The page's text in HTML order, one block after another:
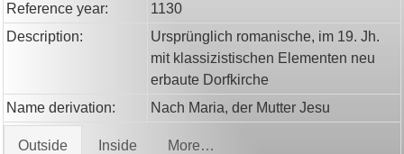
Reference year:
1130
Description:
Ursprünglich romanische, im 19. Jh.
mit klassizistischen Elementen neu
erbaute Dorfkirche
Name derivation:
Nach Maria, der Mutter Jesu
Outside Inside More…